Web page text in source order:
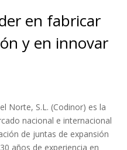
en fabricar
y en innovar
Norte, S.L. (Codinor) es la
nacional e internacional
de juntas de expansión
años de experiencia en